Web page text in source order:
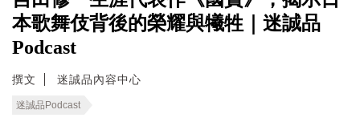
本歌舞伎背後的榮耀與犧牲｜迷誠品
Podcast
撰文 迷誠品內容中心
迷誠品Podcast